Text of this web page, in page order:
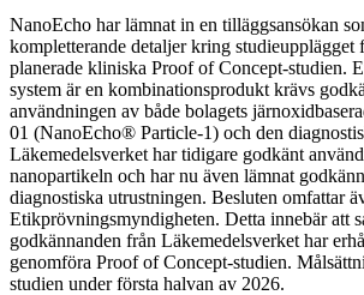
NanoEcho har lämnat in en tilläggsansökan
kompletterande detaljer kring studieupplägget
planerade kliniska Proof of Concept-studien.
system är en kombinationsprodukt krävs
användningen av både bolagets
01 (NanoEcho® Particle-1) och den
Läkemedelsverket har tidigare godkänt
nanopartikeln och har nu även lämnat
diagnostiska utrustningen. Besluten omfattar
Etikprövningsmyndigheten. Detta innebär att
godkännanden från Läkemedelsverket har
genomföra Proof of Concept-studien.
studien under första halvan av 2026.